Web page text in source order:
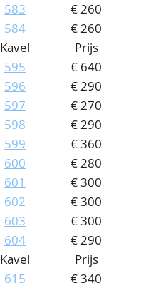
583
€ 260
584
€ 260
Kavel
Prijs
595
€ 640
596
€ 290
597
€ 270
598
€ 290
599
€ 360
600
€ 280
601
€ 300
602
€ 300
603
€ 300
604
€ 290
Kavel
Prijs
615
€ 340